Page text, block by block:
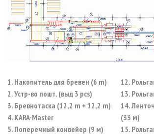
1. Накопитель для бревен (6 m)
2. Устр-во пошт. (выд 3 pcs)
3. Бревнотаска (12,2 m + 12,2 m)
4. KARA-Master
5. Поперечный конвейер (9 м)
12.
13.
14.
(33 м)
15.